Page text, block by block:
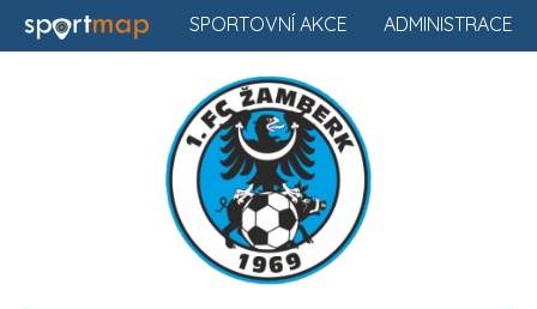
ADMINISTRACE
SPORTOVNÍ AKCE